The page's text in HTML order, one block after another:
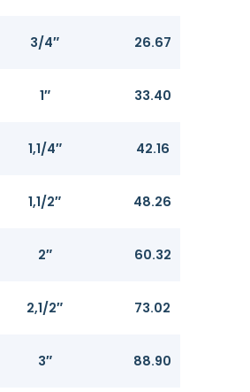
3/4″ 26.67
1″ 33.40
1,1/4″ 42.16
1,1/2″ 48.26
2″ 60.32
2,1/2″ 73.02
3″ 88.90